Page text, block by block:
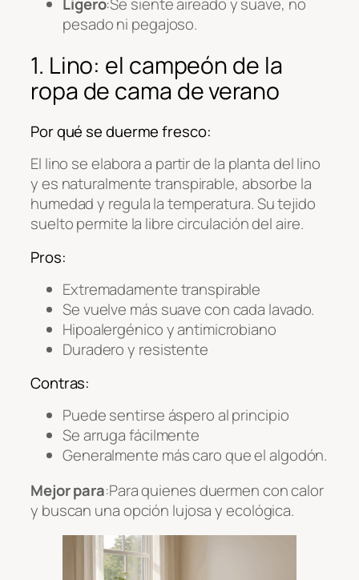
pesado ni pegajoso.
1. Lino: el campeón de la
ropa de cama de verano
Por qué se duerme fresco:
El lino se elabora a partir de la planta del lino
y es naturalmente transpirable, absorbe la
humedad y regula la temperatura. Su tejido
suelto permite la libre circulación del aire.
Pros:
Extremadamente transpirable
Se vuelve más suave con cada lavado.
Hipoalergénico y antimicrobiano
Duradero y resistente
Contras:
Puede sentirse áspero al principio
Se arruga fácilmente
Generalmente más caro que el algodón.
Mejor para:Para quienes duermen con calor
y buscan una opción lujosa y ecológica.